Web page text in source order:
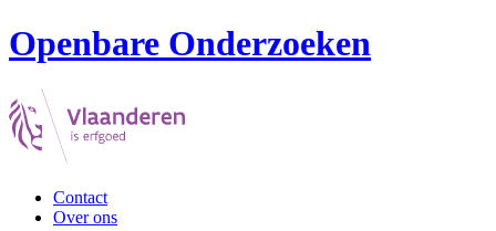
Openbare Onderzoeken
Contact
Over ons